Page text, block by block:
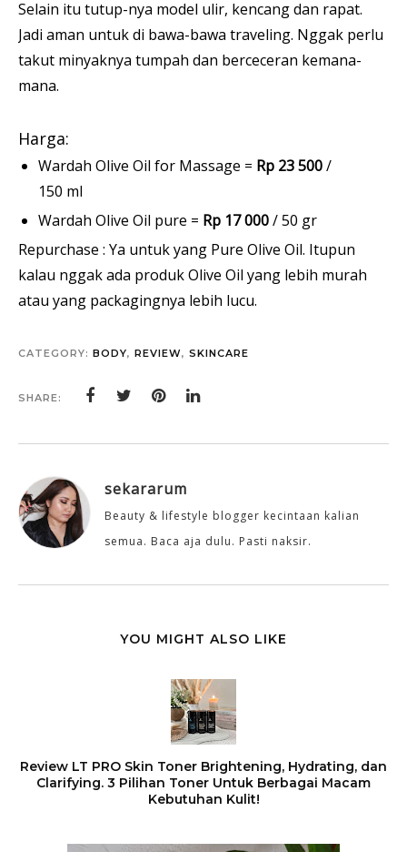
Selain itu tutup-nya model ulir, kencang dan rapat.
Jadi aman untuk di bawa-bawa traveling. Nggak perlu
takut minyaknya tumpah dan berceceran kemana-
mana.
Harga:
Wardah Olive Oil for Massage = Rp 23 500/
150 ml
Wardah Olive Oil pure = Rp 17 000/ 50 gr
Repurchase : Ya untuk yang Pure Olive Oil. Itupun
kalau nggak ada produk Olive Oil yang lebih murah
atau yang packagingnya lebih lucu.
CATEGORY: BODY, REVIEW, SKINCARE
SHARE:
sekararum
Beauty & lifestyle blogger kecintaan kalian
semua. Baca aja dulu. Pasti naksir.
YOU MIGHT ALSO LIKE
Review LT PRO Skin Toner Brightening, Hydrating, dan
Clarifying. 3 Pilihan Toner Untuk Berbagai Macam
Kebutuhan Kulit!